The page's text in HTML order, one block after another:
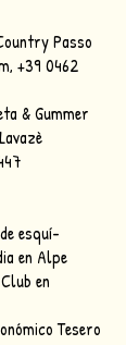
Passo
, +39 0462
& Gummer
esquí-
en Alpe
en
Tesero